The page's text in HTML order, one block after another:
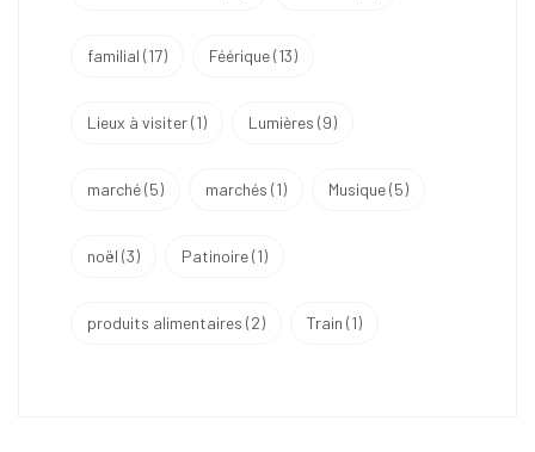
familial (17) Féérique(13)
Lieux à visiter(1) Lumières (9)
marché(5) marchés (1) Musique(5)
noël (3) Patinoire(1)
produits alimentaires (2) Train (1)